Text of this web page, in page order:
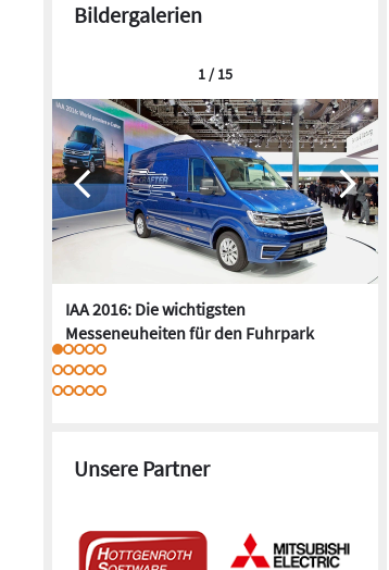
Der Lichttest zeigt die ganzflächige Netzstruktur.
Bildergalerien
IAA 2016: Die wichtigsten
Messeneuheiten für den Fuhrpark
1 / 15
Unsere Partner